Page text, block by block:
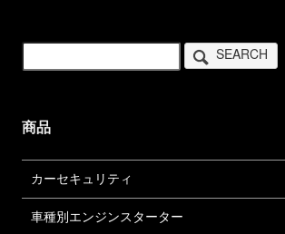
SEARCH
商品
カーセキュリティ
車種別エンジンスターター